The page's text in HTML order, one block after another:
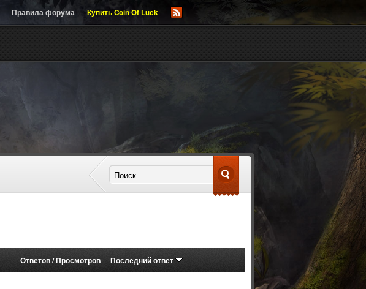
Правила форума Купить Coin Of Luck
Ответов/Просмотров Последний ответ